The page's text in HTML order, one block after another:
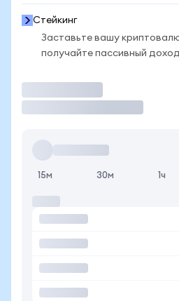
Стейкинг
Заставьте вашу
получайте пассивный
15м 30м 1ч